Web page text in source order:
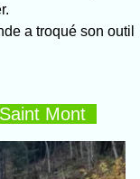
a troqué son outil
Mont